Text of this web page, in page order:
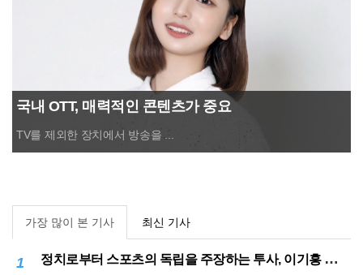
국내 OTT, 매력적인 콘텐츠가 중요
TV를 제외한 장치에서 방송을 ...
가장 많이 본 기사 최신 기사
1 정치로부터 스포츠의 독립을 주장하는 투사, 이기흥 대한체육회장 연임 성공